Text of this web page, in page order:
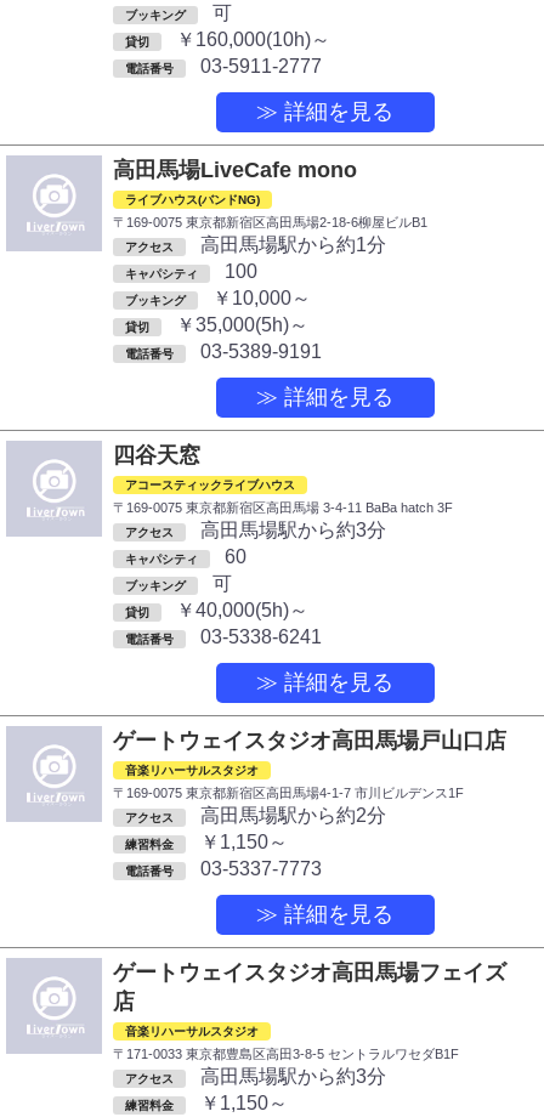
ブッキング 可
貸切 ￥160,000(10h)～
電話番号 03-5911-2777
≫ 詳細を見る
高田馬場LiveCafe mono
ライブハウス(バンドNG)
〒169-0075 東京都新宿区高田馬場2-18-6柳屋ビルB1
アクセス 高田馬場駅から約1分
キャパシティ 100
ブッキング ￥10,000～
貸切 ￥35,000(5h)～
電話番号 03-5389-9191
≫ 詳細を見る
四谷天窓
アコースティックライブハウス
〒169-0075 東京都新宿区高田馬場 3-4-11 BaBa hatch 3F
アクセス 高田馬場駅から約3分
キャパシティ 60
ブッキング 可
貸切 ￥40,000(5h)～
電話番号 03-5338-6241
≫ 詳細を見る
ゲートウェイスタジオ高田馬場戸山口店
音楽リハーサルスタジオ
〒169-0075 東京都新宿区高田馬場4-1-7 市川ビルデンス1F
アクセス 高田馬場駅から約2分
練習料金 ￥1,150～
電話番号 03-5337-7773
≫ 詳細を見る
ゲートウェイスタジオ高田馬場フェイズ
店
音楽リハーサルスタジオ
〒171-0033 東京都豊島区高田3-8-5 セントラルワセダB1F
アクセス 高田馬場駅から約3分
練習料金 ￥1,150～